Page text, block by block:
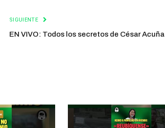
SIGUIENTE
EN VIVO: Todos los secretos de César Acuña